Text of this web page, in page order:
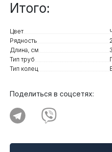
Итого:
Цвет
Рядность
Длина, см
Тип труб
Тип колец
Поделиться в соцсетях: